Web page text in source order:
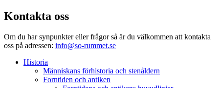
Kontakta oss
Om du har synpunkter eller frågor så är du välkommen att kontakta
oss på adressen: info@so-rummet.se
Historia
Människans förhistoria och stenåldern
Forntiden och antiken